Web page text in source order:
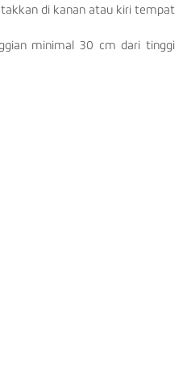
di kanan atau kiri tempat
minimal 30 cm dari tinggi